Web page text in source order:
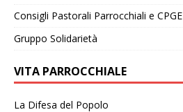
Consigli Pastorali Parrocchiali e CPGE
Gruppo Solidarietà
VITA PARROCCHIALE
La Difesa del Popolo